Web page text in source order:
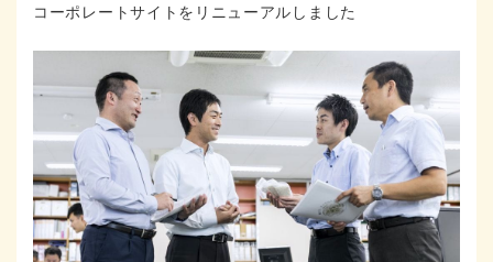
コーポレートサイトをリニューアルしました